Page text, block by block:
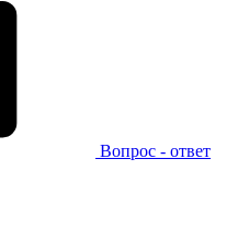
Вопрос - ответ